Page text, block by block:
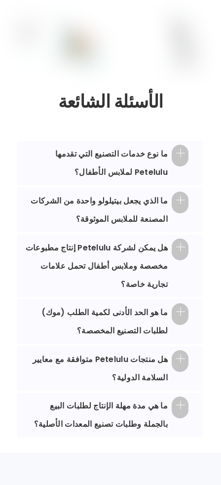
الأسئلة الشائعة
ما نوع خدمات التصنيع التي تقدمها
Petelulu لملابس الأطفال؟
ما الذي يجعل بيتيلولو واحدة من الشركات
المصنعة للملابس الموثوقة؟
هل يمكن لشركة Petelulu إنتاج مطبوعات
مخصصة وملابس أطفال تحمل علامات
تجارية خاصة؟
ما هو الحد الأدنى لكمية الطلب (موك)
لطلبات التصنيع المخصصة؟
هل منتجات Petelulu متوافقة مع معايير
السلامة الدولية؟
ما هي مدة مهلة الإنتاج لطلبات البيع
بالجملة وطلبات تصنيع المعدات الأصلية؟